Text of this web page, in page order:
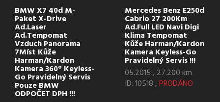
BMW X7 40d M-
Paket X-Drive
Ad.Laser
Ad.Tempomat
Vzduch Panorama
7Míst Kůže
Harman/Kardon
Kamera 360° Keyless-
Go Pravidelný Servis
Pouze BMW
ODPOČET DPH !!!
Mercedes Benz E250d
Cabrio 27 200Km
Ad.Full LED Navi Digi
Klima Tempomat
Kůže Harman/Kardon
Kamera Keyless-Go
Pravidelný Servis !!!
05.2015 , 27.200 km
ID: 10518 ,PRODÁNO